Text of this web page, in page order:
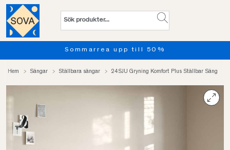
Provsov upp till 100 nätter. Läs
Hem Sängar Ställbara sängar 24SJU Gryning Komfort Plus Ställbar Säng